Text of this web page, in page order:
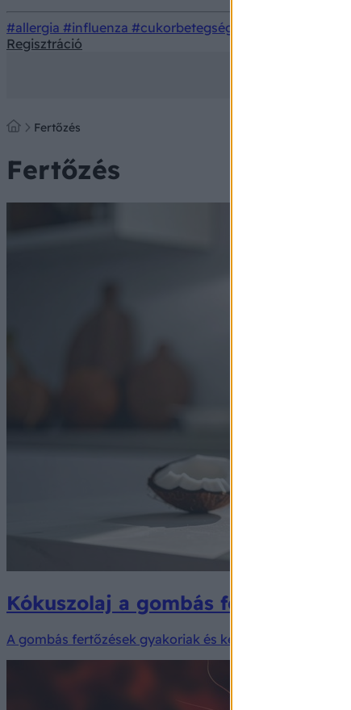
#allergia #influenza #cukorbetegség
Regisztráció
Fertőzés
Fertőzés
Kókuszolaj a gombás fertőzések
A gombás fertőzések gyakoriak és kellemetlenek,